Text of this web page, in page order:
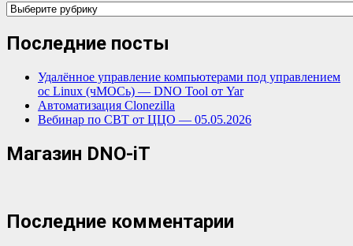
Категории
Последние посты
Удалённое управление компьютерами под управлением
ос Linux (чМОСь) — DNO Tool от Yar
Автоматизация Clonezilla
Вебинар по СВТ от ЦЦО — 05.05.2026
Магазин DNO-iT
Последние комментарии